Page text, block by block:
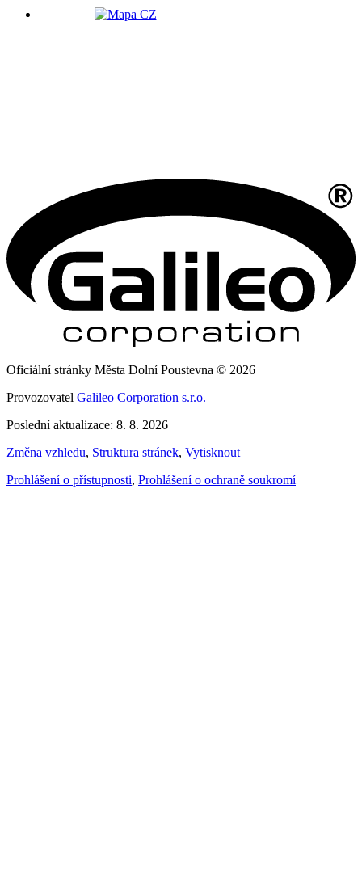
Oficiální stránky Města Dolní Poustevna © 2026
Provozovatel Galileo Corporation s.r.o.
Poslední aktualizace: 8. 8. 2026
Změna vzhledu, Struktura stránek, Vytisknout
Prohlášení o přístupnosti, Prohlášení o ochraně soukromí